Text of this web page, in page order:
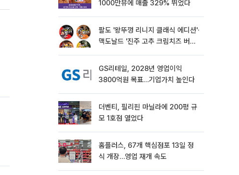
1000만뷰에 매출 329% 뛰었다
팔도 '왕뚜껑 리니지 클래식 에디션'·
맥도날드 '진주 고추 크림치즈 버거'
GS리테일, 2028년 영업이익
3800억원 목표…기업가치 높인다
더벤티, 필리핀 마닐라에 200평 규
모 1호점 열었다
홈플러스, 67개 핵심점포 13일 정
식 개장…영업 재개 속도